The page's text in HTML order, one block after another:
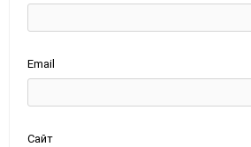
Email
Сайт